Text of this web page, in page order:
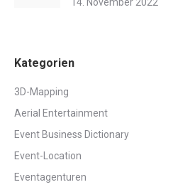
Kategorien
3D-Mapping
Aerial Entertainment
Event Business Dictionary
Event-Location
Eventagenturen